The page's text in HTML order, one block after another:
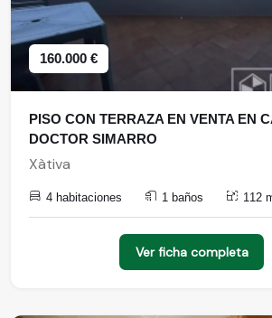
160.000 €
PISO CON TERRAZA EN VENTA EN
DOCTOR SIMARRO
Xàtiva
4 habitaciones 1 baños 112
Ver ficha completa